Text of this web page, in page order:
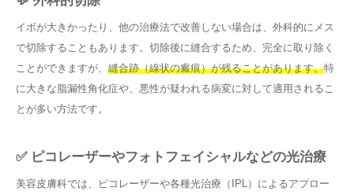
イボが大きかったり、他の治療法で改善しない場合は、外科的にメス
で切除することもあります。切除後に縫合するため、完全に取り除く
ことができますが、 縫合跡（線状の瘢痕）が残ることがあります。特
に大きな脂漏性角化症や、悪性が疑われる病変に対して適用されるこ
とが多い方法です。
✅ ピコレーザーやフォトフェイシャルなどの光治療
美容皮膚科では、ピコレーザーや各種光治療（IPL）によるアプロー